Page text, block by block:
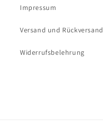
Impressum
Versand und Rückversand
Widerrufsbelehrung